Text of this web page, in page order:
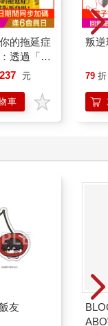
的拖延症
透過「小
腦的行動
37個科
237 元
車
叛逆
79 折
友